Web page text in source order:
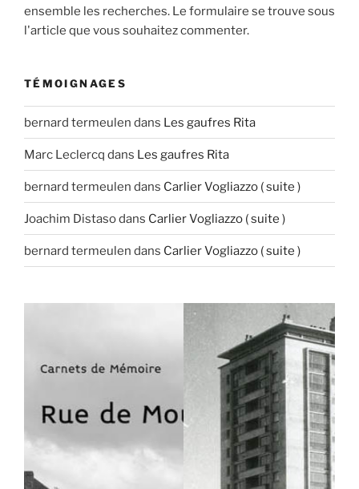
ensemble les recherches. Le formulaire se trouve sous
l'article que vous souhaitez commenter.
TÉMOIGNAGES
bernard termeulen dans Les gaufres Rita
Marc Leclercq dans Les gaufres Rita
bernard termeulen dans Carlier Vogliazzo ( suite )
Joachim Distasodans Carlier Vogliazzo ( suite )
bernard termeulen dans Carlier Vogliazzo ( suite )